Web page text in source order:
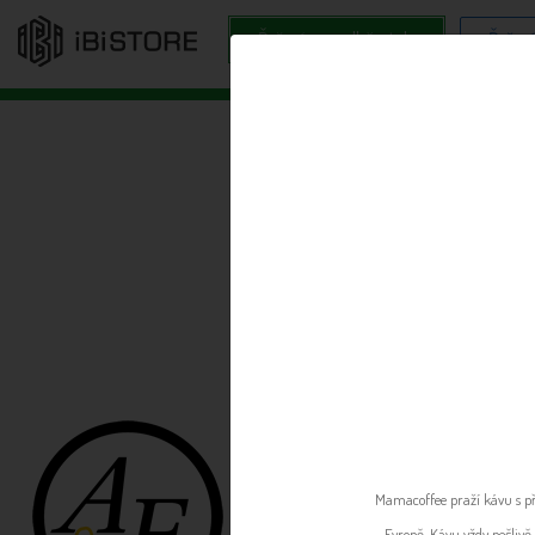
Řešení pro odběratele
Mamacoffee praží kávu s